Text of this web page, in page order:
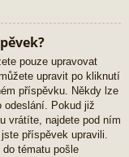
pouze upravovat
upravit po kliknutí
příspěvku. Někdy lze
odeslání. Pokud již
vrátíte, najdete pod ním
příspěvek upravili.
tématu pošle